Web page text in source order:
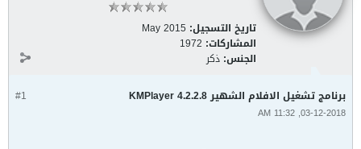
تاريخ التسجيل: May 2015
المشاركات: 1972
الجنس: ذكر
#1 برنامج تشغيل الافلام الشهير KMPlayer 4.2.2.8
03-12-2018, 11:32 AM